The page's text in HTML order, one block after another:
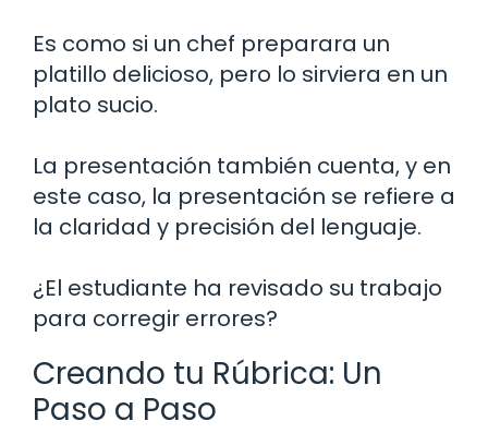
Es como si un chef preparara un
platillo delicioso, pero lo sirviera en un
plato sucio.
La presentación también cuenta, y en
este caso, la presentación se refiere a
la claridad y precisión del lenguaje.
¿El estudiante ha revisado su trabajo
para corregir errores?
Creando tu Rúbrica: Un
Paso a Paso